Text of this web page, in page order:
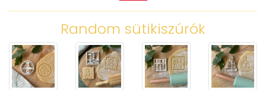
Random sütikiszúrók